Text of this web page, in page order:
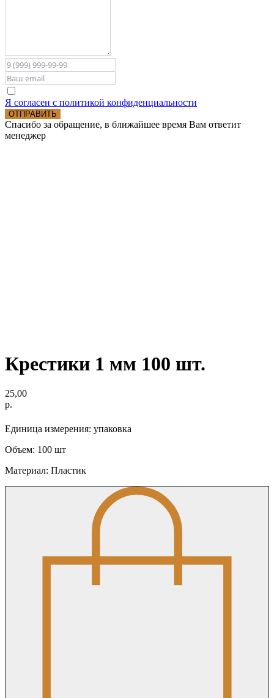
Я согласен с политикой конфиденциальности
ОТПРАВИТЬ
Спасибо за обращение, в ближайшее время Вам ответит
менеджер
Крестики 1 мм 100 шт.
25,00
р.
Единица измерения: упаковка
Объем: 100 шт
Материал: Пластик